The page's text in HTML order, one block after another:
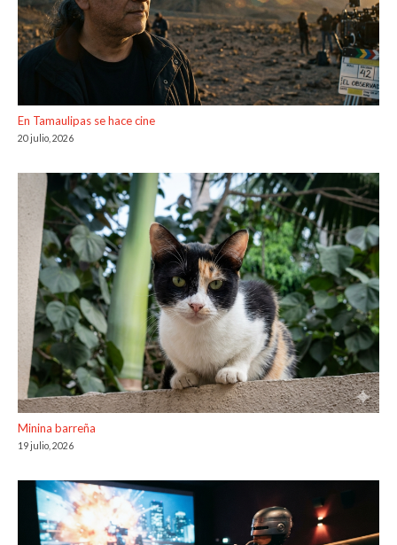
En Tamaulipas se hace cine
20 julio, 2026
Minina barreña
19 julio, 2026